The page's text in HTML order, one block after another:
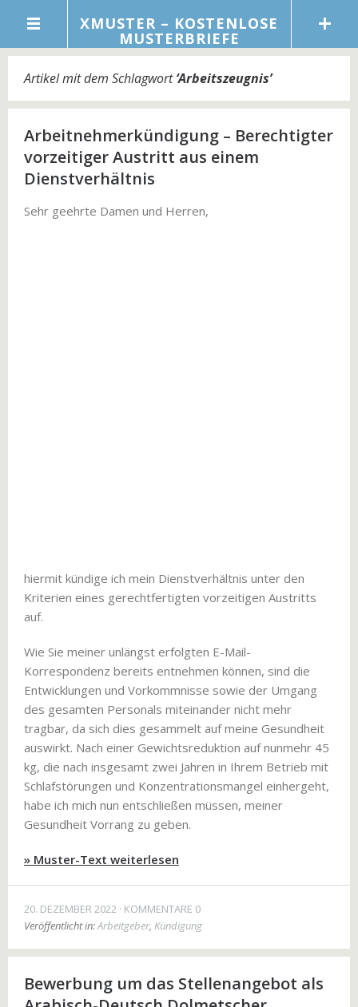
XMUSTER – KOSTENLOSE
MUSTERBRIEFE
Artikel mit dem Schlagwort‘Arbeitszeugnis’
Arbeitnehmerkündigung – Berechtigter
vorzeitiger Austritt aus einem
Dienstverhältnis
Sehr geehrte Damen und Herren,
hiermit kündige ich mein Dienstverhältnis unter den
Kriterien eines gerechtfertigten vorzeitigen Austritts
auf.
Wie Sie meiner unlängst erfolgten E-Mail-
Korrespondenz bereits entnehmen können, sind die
Entwicklungen und Vorkommnisse sowie der Umgang
des gesamten Personals miteinander nicht mehr
tragbar, da sich dies gesammelt auf meine Gesundheit
auswirkt. Nach einer Gewichtsreduktion auf nunmehr 45
kg, die nach insgesamt zwei Jahren in Ihrem Betrieb mit
Schlafstörungen und Konzentrationsmangel einhergeht,
habe ich mich nun entschließen müssen, meiner
Gesundheit Vorrang zu geben.
» Muster-Text weiterlesen
20. DEZEMBER 2022 KOMMENTARE 0
Veröffentlicht in:Arbeitgeber, Kündigung
Bewerbung um das Stellenangebot als